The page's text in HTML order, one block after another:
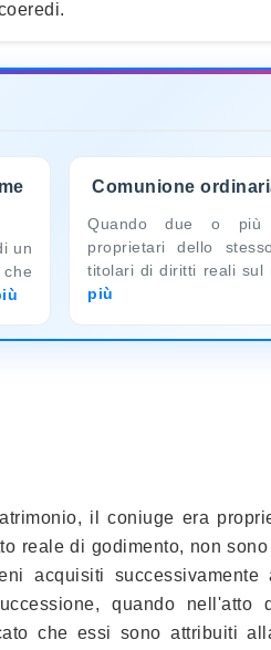
un
Comunione
Quando due o più
proprietari dello
titolari di diritti reali sul
più
il coniuge era
reale di godimento, non
acquisiti successivamente
quando nell'atto
che essi sono attribuiti